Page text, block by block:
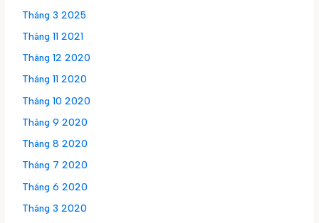
Tháng 3 2025
Tháng 11 2021
Tháng 12 2020
Tháng 11 2020
Tháng 10 2020
Tháng 9 2020
Tháng 8 2020
Tháng 7 2020
Tháng 6 2020
Tháng 3 2020